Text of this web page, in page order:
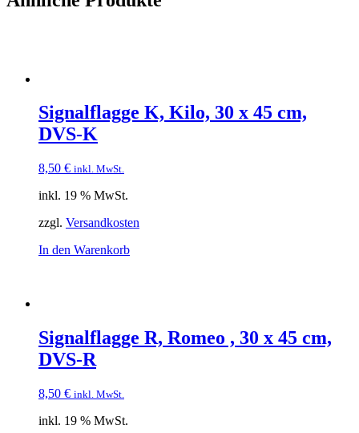
Signalflagge K, Kilo, 30 x 45 cm,
DVS-K
8,50 € inkl. MwSt.
inkl. 19 % MwSt.
zzgl. Versandkosten
In den Warenkorb
Signalflagge R, Romeo , 30 x 45 cm,
DVS-R
8,50 € inkl. MwSt.
inkl. 19 % MwSt.